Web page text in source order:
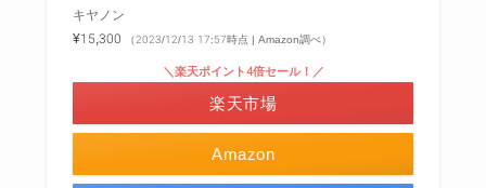
キヤノン
¥15,300
（2023/12/13 17:57時点 | Amazon調べ）
Amazon
＼楽天ポイント4倍セール！／
楽天市場